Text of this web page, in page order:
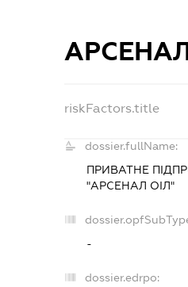
riskFactors.title
dossier.fullName:
ПРИВАТНЕ
"АРСЕНАЛ ОІЛ"
-
dossier.edrpo: